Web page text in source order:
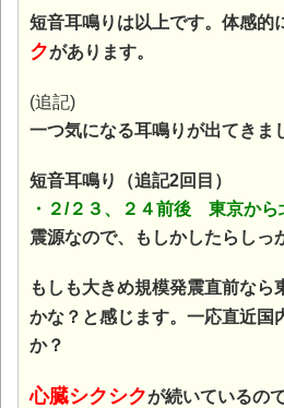
短音耳鳴りは以上です。体感的
クがあります。
(追記)
一つ気になる耳鳴りが出てきま
短音耳鳴り（追記2回目）
・２/２３、２４前後 東京か
震源なので、もしかしたらしっ
もしも大きめ規模発震直前なら
かな？と感じます。一応直近国
か？
心臓シクシクが続いているの